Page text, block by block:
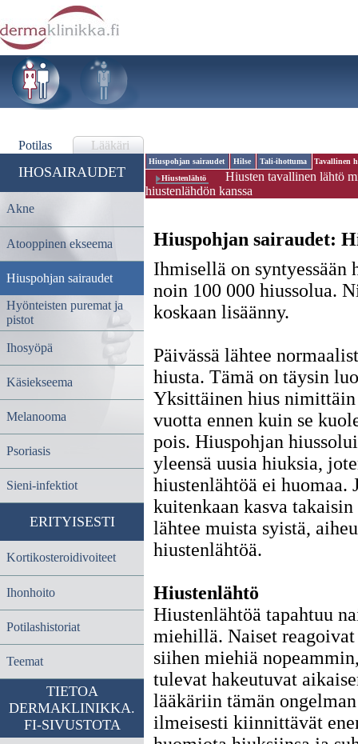
Potilas Lääkäri
IHOSAIRAUDET
Akne
Atooppinen ekseema
Hiuspohjan sairaudet
Hyönteisten puremat ja
pistot
Ihosyöpä
Käsiekseema
Melanooma
Psoriasis
Sieni-infektiot
ERITYISESTI
Kortikosteroidivoiteet
Ihonhoito
Potilashistoriat
Teemat
TIETOA
DERMAKLINIKKA.
FI-SIVUSTOTA
Hiuspohjan sairaudet Hilse Tali-ihottuma
Tavallinen
Hiustenlähtö
Hiusten tavallinen lähtö
hiustenlähdön kanssa
Hiuspohjan sairaudet:
Ihmisellä on syntyessään
noin 100 000 hiussolua.
koskaan lisäänny.
Päivässä lähtee
hiusta. Tämä on täysin
Yksittäinen hius
vuotta ennen kuin se
pois. Hiuspohjan
yleensä uusia hiuksia,
hiustenlähtöä ei huomaa.
kuitenkaan kasva
lähtee muista syistä,
hiustenlähtöä.
Hiustenlähtö
Hiustenlähtöä tapahtuu
miehillä. Naiset
siihen miehiä
tulevat hakeutuvat
lääkäriin tämän
ilmeisesti kiinnittävät